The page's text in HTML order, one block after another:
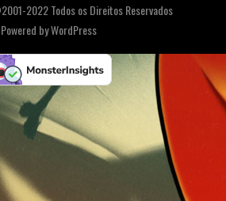
2022 Todos os Direitos Reservados
Powered byWordPress